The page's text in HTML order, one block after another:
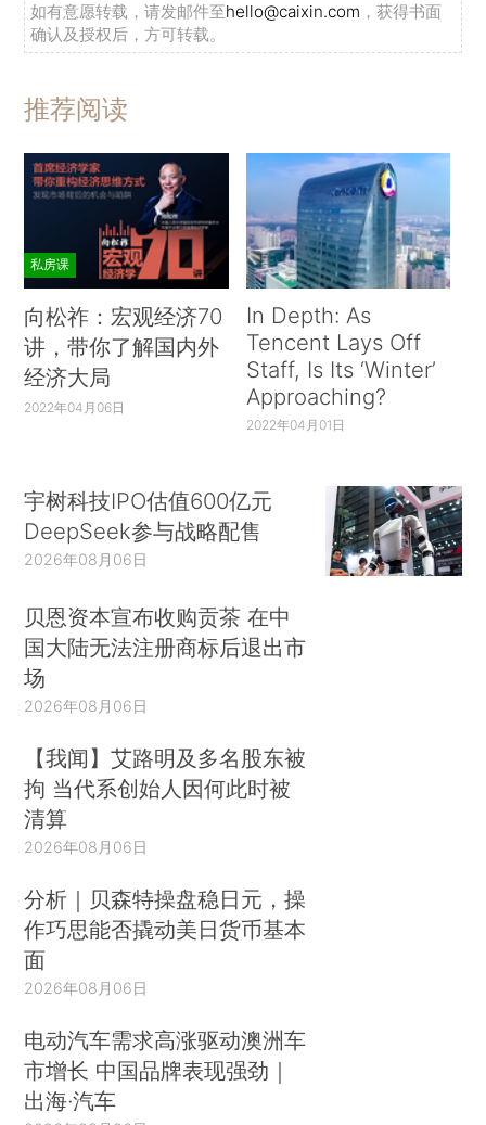
如有意愿转载，请发邮件至hello@caixin.com ，获得书面
确认及授权后，方可转载。
推荐阅读
私房课
向松祚：宏观经济70
讲，带你了解国内外
经济大局
2022年04月06日
In Depth: As
Tencent Lays Off
Staff, Is Its ‘Winter’
Approaching?
2022年04月01日
宇树科技IPO估值600亿元
DeepSeek参与战略配售
2026年08月06日
贝恩资本宣布收购贡茶 在中
国大陆无法注册商标后退出市
场
2026年08月06日
【我闻】艾路明及多名股东被
拘 当代系创始人因何此时被
清算
2026年08月06日
分析｜贝森特操盘稳日元，操
作巧思能否撬动美日货币基本
面
2026年08月06日
电动汽车需求高涨驱动澳洲车
市增长 中国品牌表现强劲｜
出海·汽车